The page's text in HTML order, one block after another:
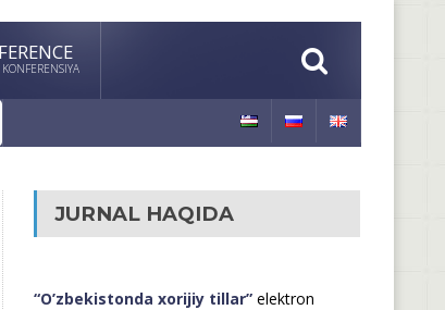
JURNAL HAQIDA
“O’zbekistonda xorijiy tillar”elektron